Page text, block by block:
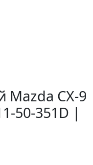
Mazda CX-9
50-351D |